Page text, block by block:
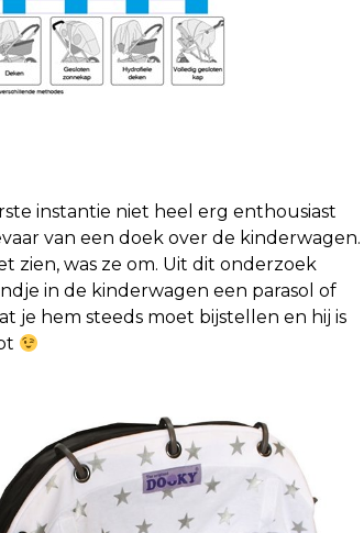
instantie niet heel erg enthousiast
van een doek over de kinderwagen.
zien, was ze om. Uit dit onderzoek
in de kinderwagen een parasol of
je hem steeds moet bijstellen en hij is